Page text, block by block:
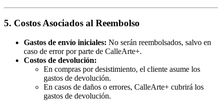
5. Costos Asociados al Reembolso
Gastos de envío iniciales: No serán reembolsados, salvo en
caso de error por parte de CalleArte+.
Costos de devolución:
En compras por desistimiento, el cliente asume los
gastos de devolución.
En casos de daños o errores, CalleArte+ cubrirá los
gastos de devolución.